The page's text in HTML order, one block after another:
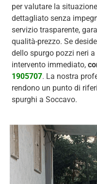
per valutare la
dettagliato senza
servizio trasparente,
qualità-prezzo. Se
dello spurgo pozzi neri
intervento immediato,
1905707. La nostra
rendono un punto di
spurghi a Soccavo.